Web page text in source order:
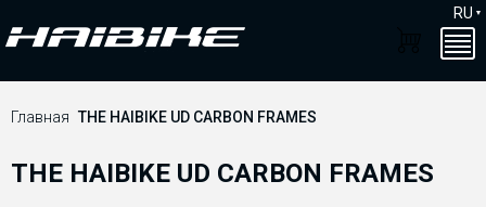
RU
Главная THE HAIBIKE UD CARBON FRAMES
THE HAIBIKE UD CARBON FRAMES